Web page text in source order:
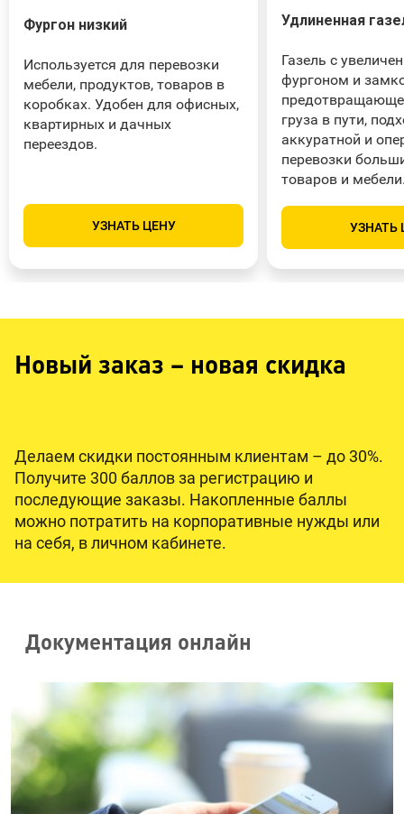
Фургон низкий
Используется для перевозки
мебели, продуктов, товаров в
коробках. Удобен для офисных,
квартирных и дачных
переездов.
УЗНАТЬ ЦЕНУ
Удлиненная
Газель с
фургоном и
груза в пути,
аккуратной и
перевозки
товаров и
УЗНАТЬ
Новый заказ – новая скидка
Делаем скидки постоянным клиентам – до 30%.
Получите 300 баллов за регистрацию и
последующие заказы. Накопленные баллы
можно потратить на корпоративные нужды или
на себя, в личном кабинете.
Документация онлайн